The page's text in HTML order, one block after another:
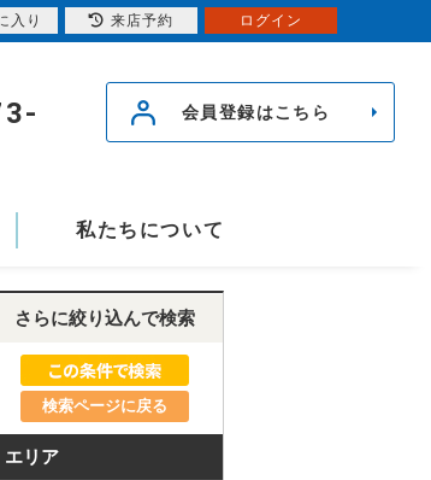
会員登録はこちら
私たちについて
さらに絞り込んで検索
検索ページに戻る
エリア
入り 来店予約 ログイン